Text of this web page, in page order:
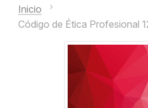
Inicio
Código de Ética Profesional